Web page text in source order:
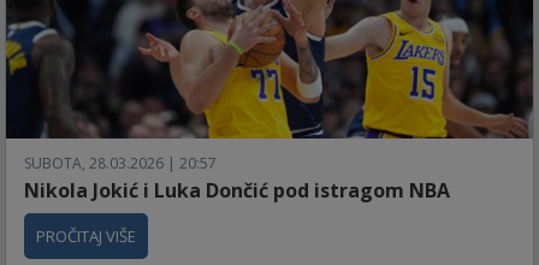
SUBOTA, 28.03.2026 | 20:57
Nikola Jokić i Luka Dončić pod istragom NBA
PROČITAJ VIŠE